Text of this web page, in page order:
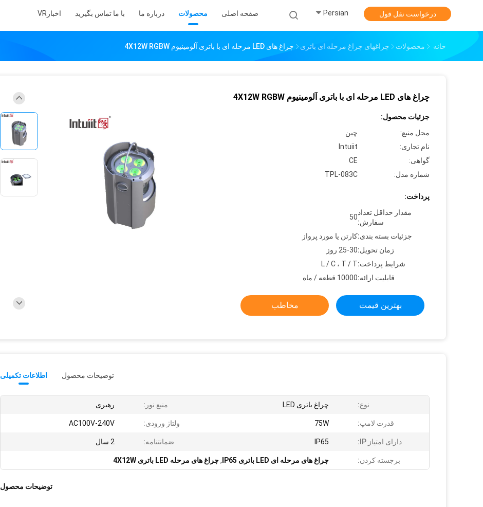
صفحه اصلی محصولات درباره ما با ما تماس بگیرید اخبار VR Persian درخواست نقل قول
خانه محصولات چراغهای چراغ مرحله ای باتری چراغ های LED مرحله ای با باتری آلومینیوم 4X12W RGBW
چراغ های LED مرحله ای با باتری آلومینیوم 4X12W RGBW
جزئیات محصول:
محل منبع:
چین
نام تجاری:
Intuiit
گواهی:
CE
شماره مدل:
TPL-083C
پرداخت:
مقدار حداقل تعداد
سفارش:
50
جزئیات بسته بندی:کارتن یا مورد پرواز
زمان تحویل:25-30 روز
شرایط پرداخت:L / C ، T / T
قابلیت ارائه:10000 قطعه / ماه
بهترین قیمت مخاطب
اطلاعات تکمیلی توضیحات محصول
نوع: چراغ باتری LED منبع نور: رهبری
قدرت لامپ: 75W ولتاژ ورودی: AC100V-240V
دارای امتیاز IP: IP65 ضمانتنامه: 2 سال
برجسته کردن: چراغ های مرحله ای LED باتری IP65 ,چراغ های مرحله LED باتری 4X12W
توضیحات محصول